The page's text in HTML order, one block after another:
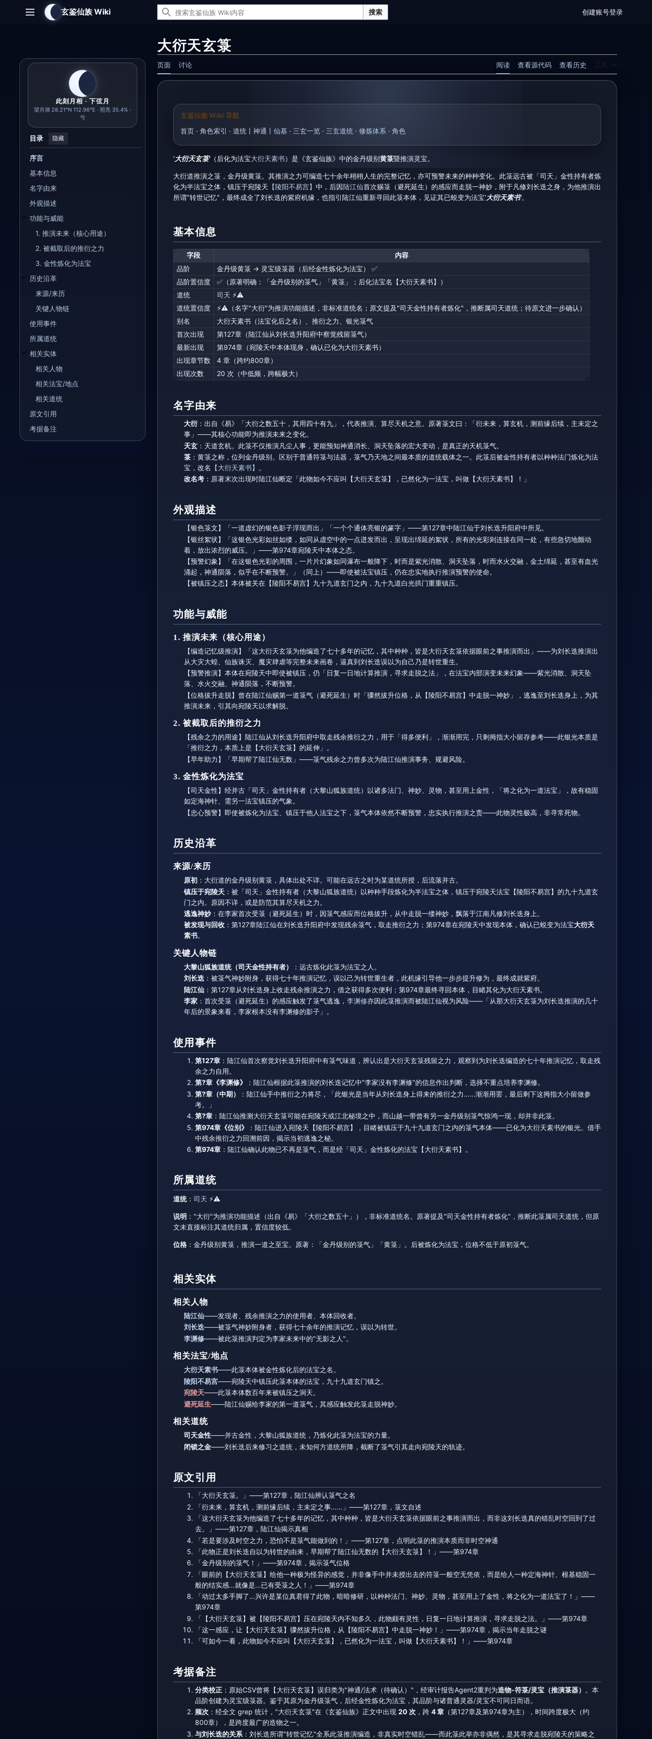
主菜单 玄鉴仙族 Wiki 搜索 创建账号登录
此刻月相 · 下弦月
望月湖 28.21°N 112.96°E · 照亮 35.4% ·
亏
目录 隐藏
序言
基本信息
名字由来
外观描述
功能与威能
开关功能与威能子章节
1. 推演未来（核心用途）
2. 被截取后的推衍之力
3. 金性炼化为法宝
历史沿革
开关历史沿革子章节
来源/来历
关键人物链
使用事件
所属道统
相关实体
开关相关实体子章节
相关人物
相关法宝/地点
相关道统
原文引用
考据备注
大衍天玄箓
页面 讨论 阅读 查看源代码 查看历史 工具
玄鉴仙族 Wiki 导航
首页 · 角色索引 · 道统丨神通丨仙基 · 三玄一览 · 三玄道统 · 修炼体系 · 角色
'大衍天玄箓'（后化为法宝大衍天素书）是《玄鉴仙族》中的金丹级别黄箓暨推演灵宝。
大衍道推演之箓，金丹级黄箓。其推演之力可编造七十余年栩栩人生的完整记忆，亦可预警未来的种种变化。此箓远古被「司天」金性持有者炼
化为半法宝之体，镇压于宛陵天 【陵阳不易宫】 中，后因陆江仙首次赐箓（避死延生）的感应而走脱一神妙，附于凡修刘长迭之身，为他推演出
所谓"转世记忆"，最终成全了刘长迭的紫府机缘，也指引陆江仙重新寻回此箓本体，见证其已蜕变为法宝'大衍天素书'。
基本信息
字段 内容
品阶
金丹级黄箓 → 灵宝级箓器（后经金性炼化为法宝） ✅
品阶置信度
✅（原著明确：「金丹级别的箓气」「黄箓」；后化法宝名【大衍天素书】）
道统
司天 ⚡⚠️
道统置信度
⚡⚠️（名字"大衍"为推演功能描述，非标准道统名；原文提及"司天金性持有者炼化"，推断属司天道统；待原文进一步确认）
别名
大衍天素书（法宝化后之名）、推衍之力、银光箓气
首次出现
第127章（陆江仙从刘长迭升阳府中察觉残留箓气）
最新出现
第974章（宛陵天中本体现身，确认已化为大衍天素书）
出现章节数
4 章（跨约800章）
出现次数
20 次（中低频，跨幅极大）
名字由来
大衍 ：出自《易》「大衍之数五十，其用四十有九」，代表推演、算尽天机之意。原著箓文曰：「衍未来，算玄机，测前缘后续，主未定之
事」——其核心功能即为推演未来之变化。
天玄 ：天道玄机。此箓不仅推演凡尘人事，更能预知神通消长、洞天坠落的宏大变动，是真正的天机箓气。
箓 ：黄箓之称，位列金丹级别。区别于普通符箓与法器，箓气乃天地之间最本质的道统载体之一。此箓后被金性持有者以种种法门炼化为法
宝，改名
【大衍天素书】 。
改名考 ：原著末次出现时陆江仙断定「此物如今不应叫【大衍天玄箓】，已然化为一法宝，叫做【大衍天素书】！」
外观描述
【银色箓文】「一道虚幻的银色影子浮现而出」「一个个通体亮银的篆字」——第127章中陆江仙于刘长迭升阳府中所见。
【银丝絮状】「这银色光彩如丝如缕，如同从虚空中的一点迸发而出，呈现出绵延的絮状，所有的光彩则连接在同一处，有些急切地颤动
着，放出浓烈的威压。」——第974章宛陵天中本体之态。
【预警幻象】「在这银色光彩的周围，一片片幻象如同瀑布一般降下，时而是紫光消散、洞天坠落，时而水火交融，金土绵延，甚至有血光
涌起，神通陨落，似乎在不断预警。」（同上）——即使被法宝镇压，仍在忠实地执行推演预警的使命。
【被镇压之态】本体被关在【陵阳不易宫】九十九道玄门之内，九十九道白光拱门重重镇压。
功能与威能
1. 推演未来（核心用途）
【编造记忆级推演】「这大衍天玄箓为他编造了七十多年的记忆，其中种种，皆是大衍天玄箓依据眼前之事推演而出」——为刘长迭推演出
从大灾大蝗、仙族诛灭、魔灾肆虐等完整未来画卷，逼真到刘长迭误以为自己乃是转世重生。
【预警推演】本体在宛陵天中即使被镇压，仍「日复一日地计算推演，寻求走脱之法」，在法宝内部演变未来幻象——紫光消散、洞天坠
落、水火交融、神通陨落，不断预警。
【位格拔升走脱】曾在陆江仙赐第一道箓气（避死延生）时「骤然拔升位格，从【陵阳不易宫】中走脱一神妙」，逃逸至刘长迭身上，为其
推演未来，引其向宛陵天以求解脱。
2. 被截取后的推衍之力
【残余之力的用途】陆江仙从刘长迭升阳府中取走残余推衍之力，用于「得多便利」，渐渐用完，只剩拇指大小留存参考——此银光本质是
「推衍之力，本质上是【大衍天玄箓】的延伸」。
【早年助力】「早期帮了陆江仙无数」——箓气残余之力曾多次为陆江仙推演事务、规避风险。
3. 金性炼化为法宝
【司天金性】经并古「司天」金性持有者（大黎山狐族道统）以诸多法门、神妙、灵物，甚至用上金性，「将之化为一道法宝」，故有稳固
如定海神针、需另一法宝镇压的气象。
【忠心预警】即使被炼化为法宝、镇压于他人法宝之下，箓气本体依然不断预警，忠实执行推演之责——此物灵性极高，非寻常死物。
历史沿革
来源/来历
原初 ：大衍道的金丹级别黄箓，具体出处不详。可能在远古之时为某道统所授，后流落并古。
镇压于宛陵天 ：被「司天」金性持有者（大黎山狐族道统）以种种手段炼化为半法宝之体，镇压于宛陵天法宝【陵阳不易宫】的九十九道玄
门之内。原因不详，或是防范其算尽天机之力。
逃逸神妙：在李家首次受箓（避死延生）时，因箓气感应而位格拔升，从中走脱一缕神妙，飘落于江南凡修刘长迭身上。
被发现与回收 ：第127章陆江仙在刘长迭升阳府中发现残余箓气，取走推衍之力；第974章在宛陵天中发现本体，确认已蜕变为法宝大衍天
素书。
关键人物链
大黎山狐族道统（司天金性持有者）
：远古炼化此箓为法宝之人。
刘长迭 ：被箓气神妙附身，获得七十年推演记忆，误以己为转世重生者，此机缘引导他一步步提升修为，最终成就紫府。
陆江仙 ：第127章从刘长迭身上收走残余推演之力，借之获得多次便利；第974章最终寻回本体，目睹其化为大衍天素书。
李家 ：首次受箓（避死延生）的感应触发了箓气逃逸，李渊修亦因此箓推演而被陆江仙视为风险——「从那大衍天玄箓为刘长迭推演的几十
年后的景象来看，李家根本没有李渊修的影子」。
使用事件
第127章：陆江仙首次察觉刘长迭升阳府中有箓气味道，辨认出是大衍天玄箓残留之力，观察到为刘长迭编造的七十年推演记忆，取走残
余之力自用。
第?章《李渊修》
：陆江仙根据此箓推演的刘长迭记忆中"李家没有李渊修"的信息作出判断，选择不重点培养李渊修。
第?章（中期）
：陆江仙手中推衍之力将尽，「此银光是当年从刘长迭身上得来的推衍之力……渐渐用罢，最后剩下这拇指大小留做参
考。」
第?章：陆江仙推测大衍天玄箓可能在宛陵天或江北秘境之中，而山越一带曾有另一金丹级别箓气惊鸿一现，却并非此箓。
第974章《位别》
：陆江仙进入宛陵天【陵阳不易宫】，目睹被镇压于九十九道玄门之内的箓气本体——已化为大衍天素书的银光。借手
中残余推衍之力回溯前因，揭示当初逃逸之秘。
第974章：陆江仙确认此物已不再是箓气，而是经「司天」金性炼化的法宝【大衍天素书】。
所属道统
道统： 司天 ⚡⚠️
说明 ："大衍"为推演功能描述（出自《易》「大衍之数五十」），非标准道统名。原著提及"司天金性持有者炼化"，推断此箓属司天道统，但原
文未直接标注其道统归属，置信度较低。
位格 ：金丹级别黄箓，推演一道之至宝。原著：「金丹级别的箓气」「黄箓」。后被炼化为法宝，位格不低于原初箓气。
相关实体
相关人物
陆江仙——发现者、残余推演之力的使用者、本体回收者。
刘长迭——被箓气神妙附身者，获得七十余年的推演记忆，误以为转世。
李渊修——被此箓推演判定为李家未来中的"无影之人"。
相关法宝/地点
大衍天素书——此箓本体被金性炼化后的法宝之名。
陵阳不易宫——宛陵天中镇压此箓本体的法宝，九十九道玄门镇之。
宛陵天——此箓本体数百年来被镇压之洞天。
避死延生——陆江仙赐给李家的第一道箓气，其感应触发此箓走脱神妙。
相关道统
司天金性——并古金性，大黎山狐族道统，乃炼化此箓为法宝的力量。
闭锁之金——刘长迭后来修习之道统，未知何方道统所降，截断了箓气引其走向宛陵天的轨迹。
原文引用
「大衍天玄箓。」——第127章，陆江仙辨认箓气之名
「衍未来，算玄机，测前缘后续，主未定之事……」——第127章，箓文自述
「这大衍天玄箓为他编造了七十多年的记忆，其中种种，皆是大衍天玄箓依据眼前之事推演而出，而非这刘长迭真的错乱时空回到了过
去。」——第127章，陆江仙揭示真相
「若是要涉及时空之力，恐怕不是箓气能做到的！」——第127章，点明此箓的推演本质而非时空神通
「此物正是刘长迭自以为转世的由来，早期帮了陆江仙无数的【大衍天玄箓】！」——第974章
「金丹级别的箓气！」——第974章，揭示箓气位格
「眼前的【大衍天玄箓】给他一种极为怪异的感觉，并非像手中并未授出去的符箓一般空无凭依，而是给人一种定海神针、根基稳固一
般的结实感…就像是…已有受箓之人！」——第974章
「动过太多手脚了…兴许是某位真君得了此物，暗暗修研，以种种法门、神妙、灵物，甚至用上了金性，将之化为一道法宝了！」——
第974章
「【大衍天玄箓】被【陵阳不易宫】压在宛陵天内不知多久，此物颇有灵性，日复一日地计算推演，寻求走脱之法。」——第974章
「这一感应，让【大衍天玄箓】骤然拔升位格，从【陵阳不易宫】中走脱一神妙！」——第974章，揭示当年走脱之谜
「可如今一看，此物如今不应叫【大衍天玄箓】，已然化为一法宝，叫做【大衍天素书】！」——第974章
考据备注
分类校正：原始CSV曾将【大衍天玄箓】误归类为"神通/法术（待确认）"，经审计报告Agent2重判为造物-符箓/灵宝（推演箓器） 。本
品阶创建为灵宝级箓器。鉴于其原为金丹级箓气，后经金性炼化为法宝，其品阶与诸普通灵器/灵宝不可同日而语。
频次 ：经全文 grep 统计，"大衍天玄箓"在《玄鉴仙族》正文中出现 20 次 ，跨 4 章（第127章及第974章为主），时间跨度极大（约
800章），是跨度最广的造物之一。
与刘长迭的关系：刘长迭所谓"转世记忆"全系此箓推演编造，非真实时空错乱——而此箓此举亦非偶然，是其寻求走脱宛陵天的策略之